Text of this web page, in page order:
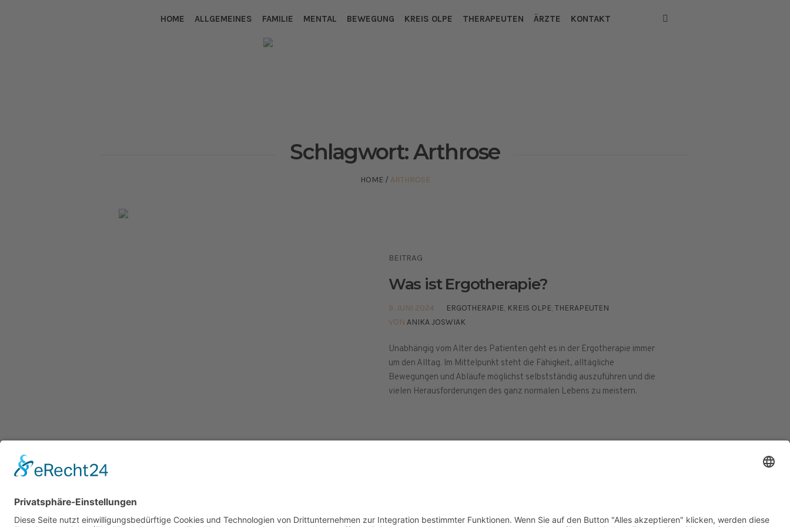
HOME ALLGEMEINES FAMILIE MENTAL BEWEGUNG KREIS OLPE THERAPEUTEN ÄRZTE KONTAKT
Schlagwort:Arthrose
HOME / ARTHROSE
BEITRAG
Was ist Ergotherapie?
9. JUNI 2024 ERGOTHERAPIE, KREIS OLPE,THERAPEUTEN
VON ANIKA JOSWIAK
Unabhängig vom Alter des Patienten geht es in der Ergotherapie immer
um den Alltag. Im Mittelpunkt steht die Fähigkeit, alltägliche
Bewegungen und Abläufe möglichst selbstständig auszuführen und die
vielen Herausforderungen des ganz normalen Lebens zu meistern.